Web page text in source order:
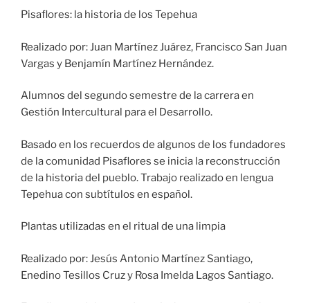
Pisaflores: la historia de los Tepehua
Realizado por: Juan Martínez Juárez, Francisco San Juan
Vargas y Benjamín Martínez Hernández.
Alumnos del segundo semestre de la carrera en
Gestión Intercultural para el Desarrollo.
Basado en los recuerdos de algunos de los fundadores
de la comunidad Pisaflores se inicia la reconstrucción
de la historia del pueblo. Trabajo realizado en lengua
Tepehua con subtítulos en español.
Plantas utilizadas en el ritual de una limpia
Realizado por: Jesús Antonio Martínez Santiago,
Enedino Tesillos Cruz y Rosa Imelda Lagos Santiago.